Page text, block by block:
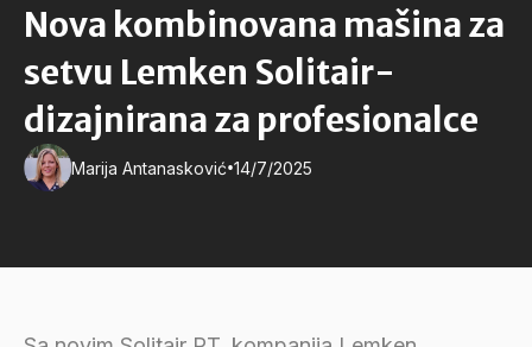
Nova kombinovana mašina za
setvu Lemken Solitair-
dizajnirana za profesionalce
Marija Antanasković•14/7/2025